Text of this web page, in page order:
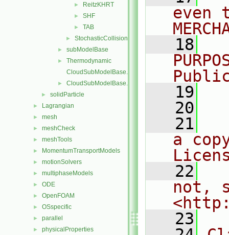
► ReitzKHRT
► SHF
► TAB
► StochasticCollision
► subModelBase
►
Thermodynamic
CloudSubModelBase.C
► CloudSubModelBase.H
► solidParticle
► Lagrangian
► mesh
► meshCheck
► meshTools
► MomentumTransportModels
► motionSolvers
► multiphaseModels
► ODE
► OpenFOAM
► OSspecific
► parallel
► physicalProperties
even
   18
   19
   20
   21
a
   22
not,
   23